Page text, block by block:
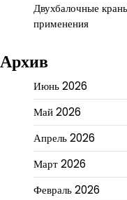
Двухбалочные
применения
Архив
Июнь 2026
Май 2026
Апрель 2026
Март 2026
Февраль 2026